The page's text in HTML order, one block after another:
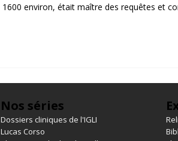
1600 environ, était maître des requêtes et
Nos séries
Dossiers cliniques de l'IGLI
Lucas Corso